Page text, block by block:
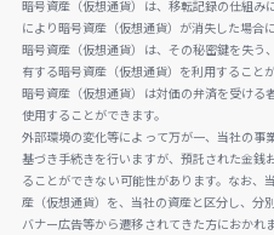
暗号資産（仮想通貨）は、移転記録の仕組み
により暗号資産（仮想通貨）が消失した場合
暗号資産（仮想通貨）は、その秘密鍵を失う
有する暗号資産（仮想通貨）を利用すること
暗号資産（仮想通貨）は対価の弁済を受ける
使用することができます。
外部環境の変化等によって万が一、当社の事
基づき手続きを行いますが、預託された金銭
ることができない可能性があります。なお
産（仮想通貨）を、当社の資産と区分し、分
バナー広告等から遷移されてきた方におかれ